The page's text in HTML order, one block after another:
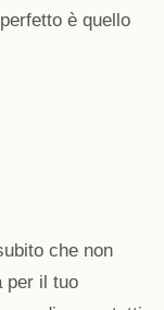
è quello
che non
per il tuo